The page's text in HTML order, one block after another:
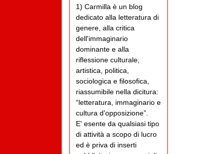
1) Carmilla è un blog
dedicato alla letteratura di
genere, alla critica
dell'immaginario
dominante e alla
riflessione culturale,
artistica, politica,
sociologica e filosofica,
riassumibile nella dicitura:
“letteratura, immaginario e
cultura d'opposizione”.
E' esente da qualsiasi tipo
di attività a scopo di lucro
ed è priva di inserti